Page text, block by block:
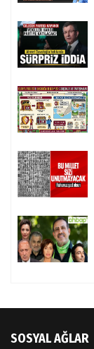
SOSYAL AĞLAR